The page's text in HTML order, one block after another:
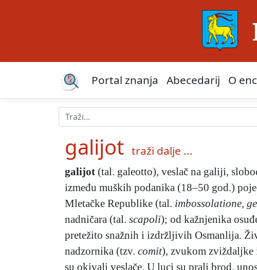
Portal znanja Abecedarij O
galijot traži dalje ...
galijot (tal. galeotto), veslač na galiji,
između muških podanika (18–50 god.)
Mletačke Republike (tal. imbossolatione,
nadničara (tal. scapoli); od kažnjenika
pretežito snažnih i izdržljivih Osmanlija.
nadzornika (tzv. comit), zvukom zviždaljke
su okivali veslače. U luci su prali brod,